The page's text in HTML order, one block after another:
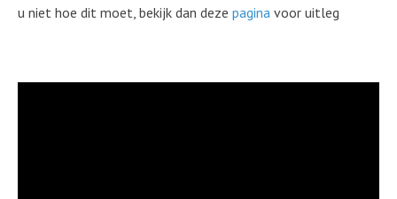
u niet hoe dit moet, bekijk dan deze pagina voor uitleg